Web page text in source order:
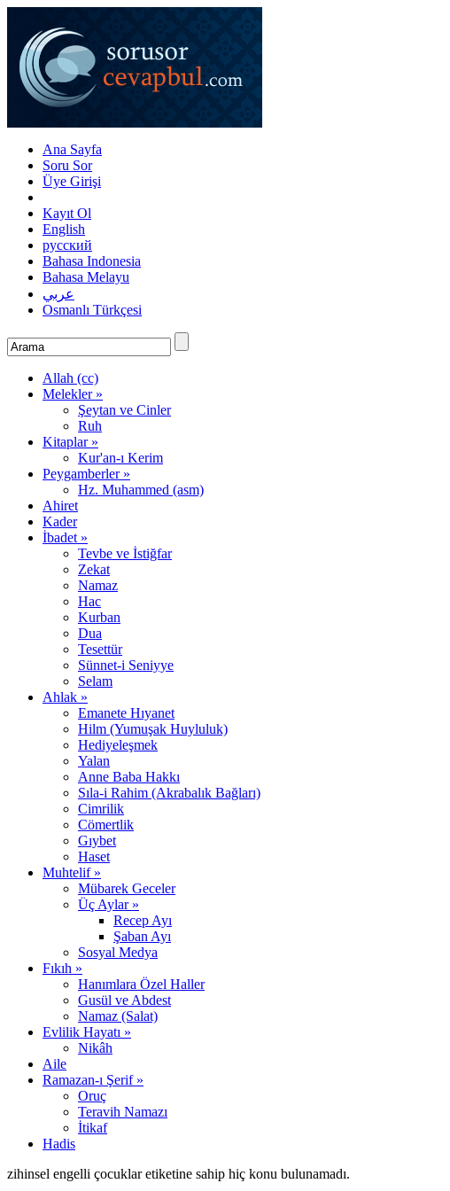
Ana Sayfa
Soru Sor
Üye Girişi
Kayıt Ol
English
русский
Bahasa Indonesia
Bahasa Melayu
عربي
Osmanlı Türkçesi
Allah (cc)
Melekler »
Şeytan ve Cinler
Ruh
Kitaplar »
Kur'an-ı Kerim
Peygamberler »
Hz. Muhammed (asm)
Ahiret
Kader
İbadet »
Tevbe ve İstiğfar
Zekat
Namaz
Hac
Kurban
Dua
Tesettür
Sünnet-i Seniyye
Selam
Ahlak »
Emanete Hıyanet
Hilm (Yumuşak Huyluluk)
Hediyeleşmek
Yalan
Anne Baba Hakkı
Sıla-i Rahim (Akrabalık Bağları)
Cimrilik
Cömertlik
Gıybet
Haset
Muhtelif »
Mübarek Geceler
Üç Aylar »
Recep Ayı
Şaban Ayı
Sosyal Medya
Fıkıh »
Hanımlara Özel Haller
Gusül ve Abdest
Namaz (Salat)
Evlilik Hayatı »
Nikâh
Aile
Ramazan-ı Şerif »
Oruç
Teravih Namazı
İtikaf
Hadis
zihinsel engelli çocuklar etiketine sahip hiç konu bulunamadı.